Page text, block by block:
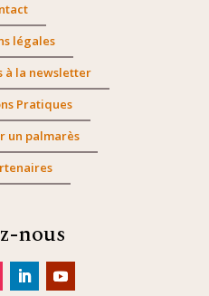
légales
à la newsletter
Pratiques
un palmarès
nous